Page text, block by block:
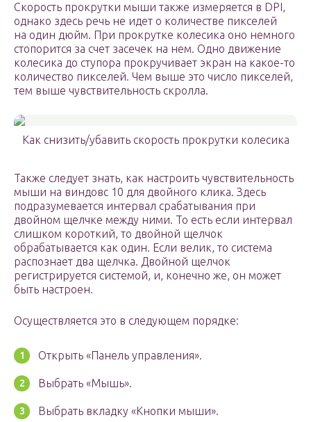
Скорость прокрутки мыши также измеряется в DPI,
однако здесь речь не идет о количестве пикселей
на один дюйм. При прокрутке колесика оно немного
стопорится за счет засечек на нем. Одно движение
колесика до ступора прокручивает экран на какое-то
количество пикселей. Чем выше это число пикселей,
тем выше чувствительность скролла.
Как снизить/убавить скорость прокрутки колесика
Также следует знать, как настроить чувствительность
мыши на виндовс 10 для двойного клика. Здесь
подразумевается интервал срабатывания при
двойном щелчке между ними. То есть если интервал
слишком короткий, то двойной щелчок
обрабатывается как один. Если велик, то система
распознает два щелчка. Двойной щелчок
регистрируется системой, и, конечно же, он может
быть настроен.
Осуществляется это в следующем порядке:
Открыть «Панель управления».
Выбрать «Мышь».
Выбрать вкладку «Кнопки мыши».